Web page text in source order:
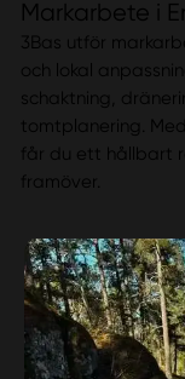
Markarbete i
3Bas utför
och lokal
schaktning,
tomtplanering.
får du ett hållbart
framöver.